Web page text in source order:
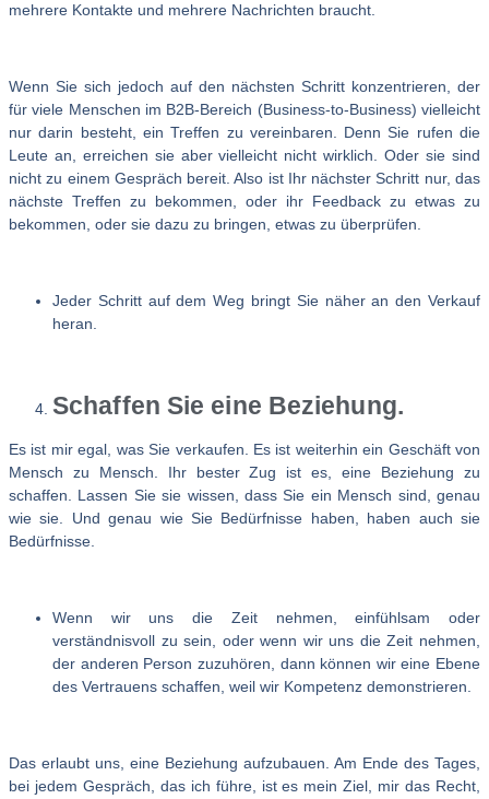
mehrere Kontakte und mehrere Nachrichten braucht.
Wenn Sie sich jedoch auf den nächsten Schritt konzentrieren, der
für viele Menschen im B2B-Bereich (Business-to-Business) vielleicht
nur darin besteht, ein Treffen zu vereinbaren. Denn Sie rufen die
Leute an, erreichen sie aber vielleicht nicht wirklich. Oder sie sind
nicht zu einem Gespräch bereit. Also ist Ihr nächster Schritt nur, das
nächste Treffen zu bekommen, oder ihr Feedback zu etwas zu
bekommen, oder sie dazu zu bringen, etwas zu überprüfen.
Jeder Schritt auf dem Weg bringt Sie näher an den Verkauf
heran.
Schaffen Sie eine Beziehung.
Es ist mir egal, was Sie verkaufen. Es ist weiterhin ein Geschäft von
Mensch zu Mensch. Ihr bester Zug ist es, eine Beziehung zu
schaffen. Lassen Sie sie wissen, dass Sie ein Mensch sind, genau
wie sie. Und genau wie Sie Bedürfnisse haben, haben auch sie
Bedürfnisse.
Wenn wir uns die Zeit nehmen, einfühlsam oder
verständnisvoll zu sein, oder wenn wir uns die Zeit nehmen,
der anderen Person zuzuhören, dann können wir eine Ebene
des Vertrauens schaffen, weil wir Kompetenz demonstrieren.
Das erlaubt uns, eine Beziehung aufzubauen. Am Ende des Tages,
bei jedem Gespräch, das ich führe, ist es mein Ziel, mir das Recht,